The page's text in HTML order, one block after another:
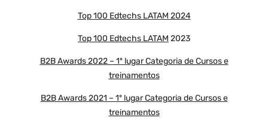
Top 100 Edtechs LATAM 2024
Top 100 Edtechs LATAM 2023
B2B Awards 2022 – 1º lugar Categoria de Cursos e
treinamentos
B2B Awards 2021 – 1º lugar Categoria de Cursos e
treinamentos